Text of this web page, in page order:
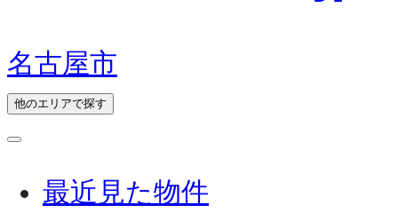
名古屋市
他のエリアで探す
最近見た物件